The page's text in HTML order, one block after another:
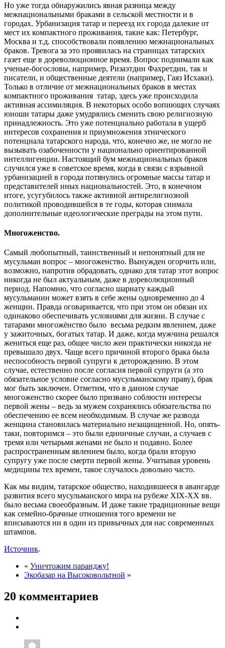
Но уже тогда обнаружились явная разница между
межнациональными браками в сельской местности и в
городах. Урбанизация татар и переезд их города далекие от
мест их компактного проживания, такие как: Петербург,
Москва и т.д. способствовали появлению межнациональных
браков. Тревога за это проявилась на страницах татарских
газет еще в дореволюционное время. Вопрос поднимали как
ученые-богословы, например, Ризаэтдин Фахретдин, так и
писатели, и общественные деятели (например, Гаяз Исхаки).
Только в отличие от межнациональных браков в местах
компактного проживания татар, здесь уже происходила
активная ассимиляция. В некоторых особо вопиющих случаях
юноши татары даже умудрялись сменить свою религиозную
принадлежность. Это уже потенциально работала в ущерб
интересов сохранения и приумножения этнического
потенциала татарского народа, что, конечно же, не могло не
вызывать озабоченности у национально ориентированной
интеллигенции. Настоящий бум межнациональных браков
случился уже в советское время, когда в связи с взрывной
урбанизацией в города потянулись огромные массы татар и
представителей иных национальностей. Это, в конечном
итоге, усугубилось также активной антирелигиозной
политикой проводившейся в те годы, которая снимала
дополнительные идеологические преграды на этом пути.
Многоженство.
Самый любопытный, таинственный и непонятный для не
мусульман вопрос – многоженство. Вынужден огорчить или,
возможно, напротив обрадовать, однако для татар этот вопрос
никогда не был актуальным, даже в дореволюционный
период. Напомню, что согласно шариату каждый
мусульманин может взять в себе жены одновременно до 4
женщин. Правда оговаривается, что при этом он обязан их
одинаково обеспечивать условиями для жизни. В случае с
татарами многожёнство было весьма редким явлением, даже
у зажиточных, богатых татар. И даже, когда мужчина решался
жениться еще раз, общее число жен практически никогда не
превышало двух. Чаще всего причиной второго брака была
неспособность первой супруги к деторождению. В этом
случае, естественно после согласия первой супруги (а это
обязательное условие согласно мусульманскому праву), брак
мог быть заключен. Отметим, что в данном случае
многоженство скорее было призвано соблюсти интересы
первой жены – ведь за мужем сохранялись обязательства по
обеспечению ее всем необходимым. В случае же развода
женщина становилась материально незащищенной. Но, опять-
таки, повторимся – это были единичные случаи, а случаев с
тремя или четырьмя женами не было и подавно. Более
распространенным явлением было, когда брали вторую
супругу уже после смерти первой жены. Учитывая уровень
медицины тех времен, такое случалось довольно часто.
Как мы видим, татарское общество, находившееся в авангарде
развития всего мусульманского мира на рубеже XIX-XX вв.
было весьма своеобразным. И даже такие традиционные вещи
как семейно-брачные отношения того времени не
вписываются ни в один из привычных для нас современных
штампов.
Источник.
« Уничтожим паранджу!
Экобазар на Высоковольтной »
20 комментариев